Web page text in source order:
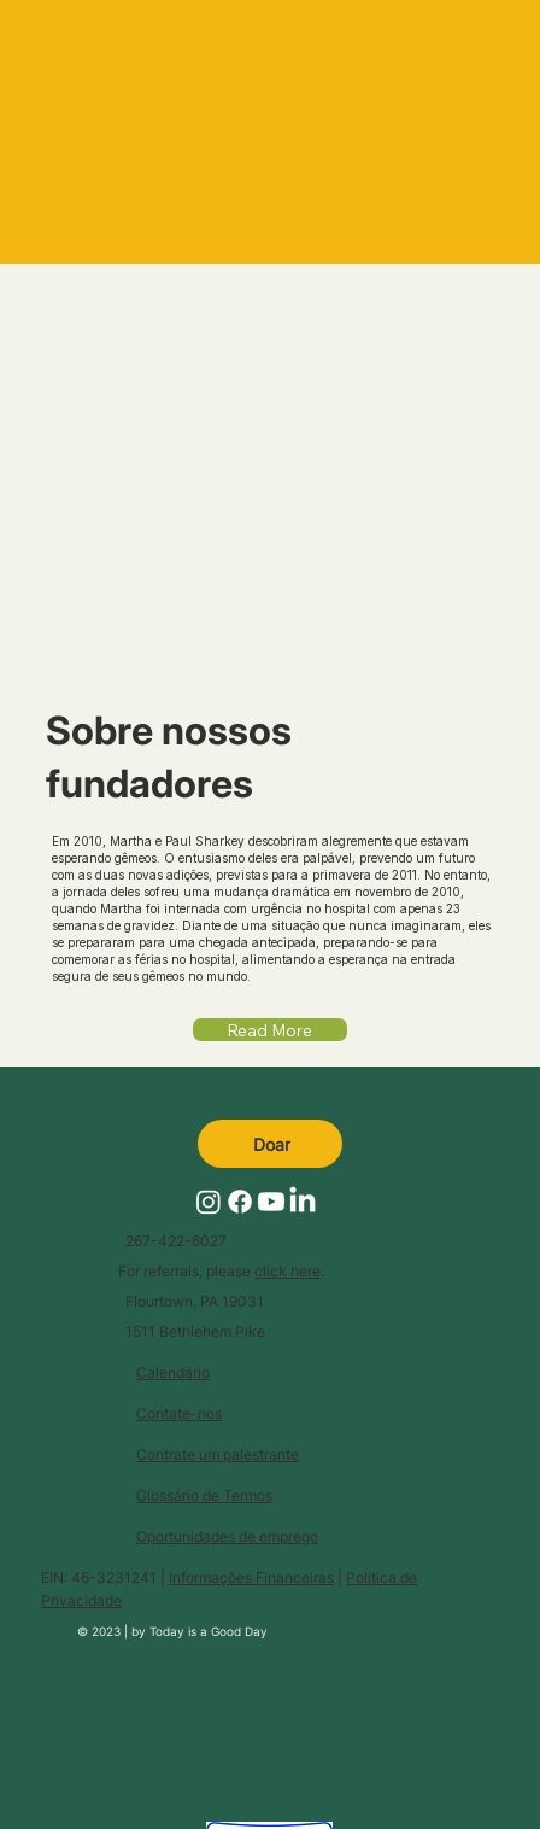
Sobre nossos
fundadores
Em 2010, Martha e Paul Sharkey descobriram alegremente que estavam
esperando gêmeos. O entusiasmo deles era palpável, prevendo um futuro
com as duas novas adições, previstas para a primavera de 2011. No entanto,
a jornada deles sofreu uma mudança dramática em novembro de 2010,
quando Martha foi internada com urgência no hospital com apenas 23
semanas de gravidez. Diante de uma situação que nunca imaginaram, eles
se prepararam para uma chegada antecipada, preparando-se para
comemorar as férias no hospital, alimentando a esperança na entrada
segura de seus gêmeos no mundo.
Read More
Calendário
Glossário de Termos
Contate-nos
Contrate um palestrante
Oportunidades de emprego
EIN: 46-3231241 | Informações Financeiras
Política de
Privacidade
© 2023 |byToday is a Good Day
267-422-6027
For referrals, please click here.
Flourtown, PA 19031
1511 Bethlehem Pike
Doar